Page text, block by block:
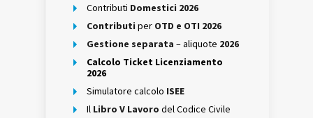
Contributi Domestici 2026
Contributi per OTD e OTI 2026
Gestione separata – aliquote 2026
Calcolo Ticket Licenziamento
2026
Simulatore calcolo ISEE
Il Libro V Lavoro del Codice Civile